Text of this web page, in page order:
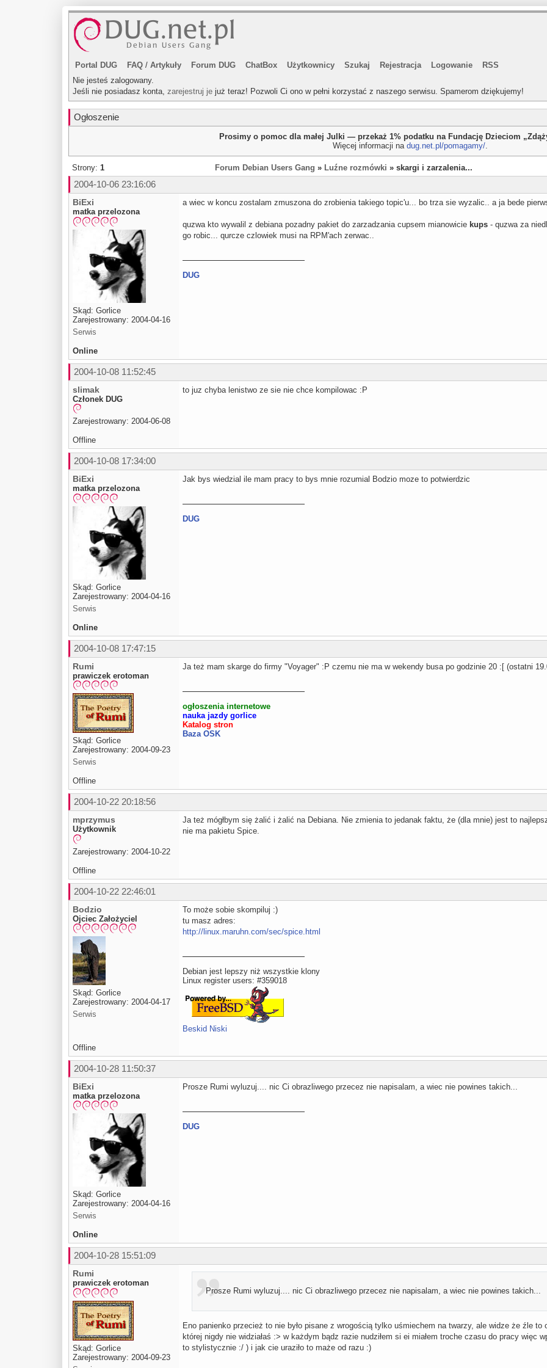
Portal DUG FAQ / Artykuły Forum DUG ChatBox Użytkownicy Szukaj Rejestracja Logowanie
RSS
Nie jesteś zalogowany.
Jeśli nie posiadasz konta, zarejestruj je już teraz! Pozwoli Ci ono w pełni korzystać z naszego serwisu. Spamerom dziękujemy!
Ogłoszenie
Prosimy o pomoc dla małej Julki — przekaż 1% podatku na Fundację Dzieciom
Więcej informacji na dug.net.pl/pomagamy/.
Strony: 1 Forum Debian Users Gang » Luźne rozmówki » skargi i zarzalenia...
2004-10-06 23:16:06
BiExi
matka przelozona
Skąd: Gorlice
Zarejestrowany: 2004-04-16
Serwis
a wiec w koncu zostalam zmuszona do zrobienia takiego topic'u... bo trza sie wyzalic.. a ja bede
quzwa kto wywalil z debiana pozadny pakiet do zarzadzania cupsem mianowicie kups - quzwa za
go robic... qurcze czlowiek musi na RPM'ach zerwac..
DUG
Online
2004-10-08 11:52:45
slimak
Członek DUG
Zarejestrowany: 2004-06-08
to juz chyba lenistwo ze sie nie chce kompilowac :P
Offline
2004-10-08 17:34:00
BiExi
matka przelozona
Skąd: Gorlice
Zarejestrowany: 2004-04-16
Serwis
Jak bys wiedzial ile mam pracy to bys mnie rozumial Bodzio moze to potwierdzic
DUG
Online
2004-10-08 17:47:15
Rumi
prawiczek erotoman
Skąd: Gorlice
Zarejestrowany: 2004-09-23
Serwis
Ja też mam skarge do firmy "Voyager" :P czemu nie ma w wekendy busa po godzinie 20 :[ (ostatni
ogłoszenia internetowe
nauka jazdy gorlice
Katalog stron
Baza OSK
Offline
2004-10-22 20:18:56
mprzymus
Użytkownik
Zarejestrowany: 2004-10-22
Ja też mógłbym się żalić i żalić na Debiana. Nie zmienia to jedanak faktu, że (dla mnie) jest to
nie ma pakietu Spice.
Offline
2004-10-22 22:46:01
Bodzio
Ojciec Założyciel
Skąd: Gorlice
Zarejestrowany: 2004-04-17
Serwis
To może sobie skompiluj :)
tu masz adres:
http://linux.maruhn.com/sec/spice.html
Debian jest lepszy niż wszystkie klony
Linux register users: #359018
Beskid Niski
Offline
2004-10-28 11:50:37
BiExi
matka przelozona
Skąd: Gorlice
Zarejestrowany: 2004-04-16
Serwis
Prosze Rumi wyluzuj.... nic Ci obrazliwego przecez nie napisalam, a wiec nie powines takich...
DUG
Online
2004-10-28 15:51:09
Rumi
prawiczek erotoman
Skąd: Gorlice
Zarejestrowany: 2004-09-23
Prosze Rumi wyluzuj.... nic Ci obrazliwego przecez nie napisalam, a wiec nie powines takich...
Eno panienko przecież to nie było pisane z wrogością tylko uśmiechem na twarzy, ale widze że źle
której nigdy nie widziałaś :> w każdym bądz razie nudziłem si ei miałem troche czasu do pracy więc
to stylistycznie :/ ) i jak cie uraziło to maże od razu :)